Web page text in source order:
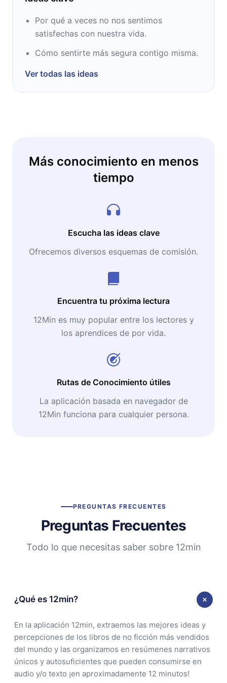
Por qué a veces no nos sentimos
satisfechas con nuestra vida.
Cómo sentirte más segura contigo misma.
Ver todas las ideas
Más conocimiento en menos
tiempo
Escucha las ideas clave
Ofrecemos diversos esquemas de comisión.
Encuentra tu próxima lectura
12Min es muy popular entre los lectores y
los aprendices de por vida.
Rutas de Conocimiento útiles
La aplicación basada en navegador de
12Min funciona para cualquier persona.
PREGUNTAS FRECUENTES
Preguntas Frecuentes
Todo lo que necesitas saber sobre 12min
¿Qué es 12min?
En la aplicación 12min, extraemos las mejores ideas y
percepciones de los libros de no ficción más vendidos
del mundo y las organizamos en resúmenes narrativos
únicos y autosuficientes que pueden consumirse en
audio y/o texto ¡en aproximadamente 12 minutos!